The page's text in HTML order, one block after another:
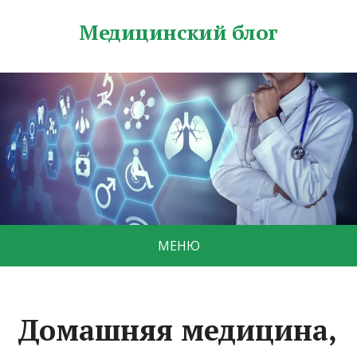
Медицинский блог
МЕНЮ
Домашняя медицина,